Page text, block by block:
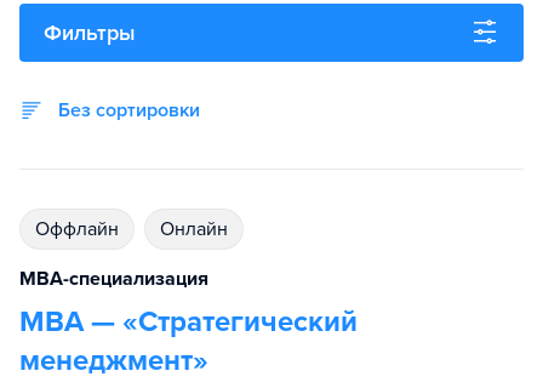
Фильтры
Без сортировки
Оффлайн Онлайн
MBA-специализация
МВА — «Стратегический
менеджмент»